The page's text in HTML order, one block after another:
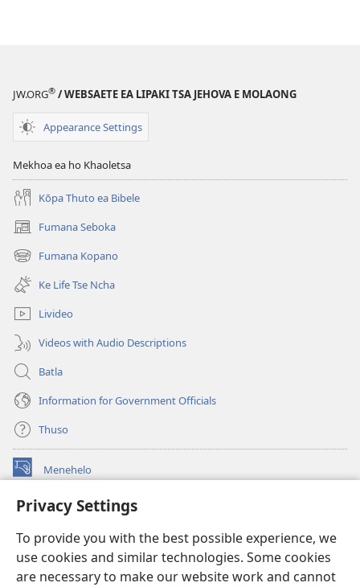
Privacy Settings
To provide you with the best possible experience, we
use cookies and similar technologies. Some cookies
are necessary to make our website work and cannot
JW.ORG® / WEBSAETE EA LIPAKI TSA JEHOVA E MOLAONG
Appearance Settings
Mekhoa ea ho Khaoletsa
Kōpa Thuto ea Bibele
Fumana Seboka
(opens
new
window)
Fumana Kopano
(opens
new
window)
Ke Life Tse Ncha
Livideo
Videos with Audio Descriptions
Batla
Information for Government Officials
Thuso
Menehelo
(opens
window)Watchtower ONLINE LIBRARY
new
window)JW Hub ®
(opens
new